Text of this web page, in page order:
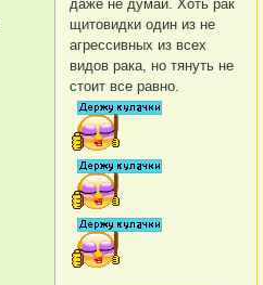
даже не думай. Хоть рак
щитовидки один из не
агрессивных из всех
видов рака, но тянуть не
стоит все равно.